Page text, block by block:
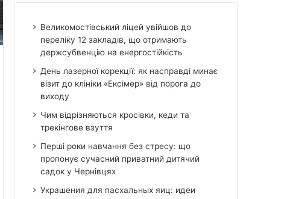
Великомостівський ліцей увійшов до
переліку 12 закладів, що отримають
держсубвенцію на енергостійкість
День лазерної корекції: як насправді минає
візит до клініки «Ексімер» від порога до
виходу
Чим відрізняються кросівки, кеди та
трекінгове взуття
Перші роки навчання без стресу: що
пропонує сучасний приватний дитячий
садок у Чернівцях
Украшения для пасхальных яиц: идеи